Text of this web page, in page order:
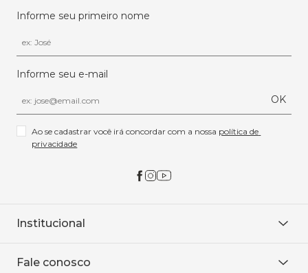
Informe seu primeiro nome
Informe seu e-mail
OK
Ao se cadastrar você irá concordar com a nossa política de
privacidade
Institucional
Onde encontrar
Fale conosco